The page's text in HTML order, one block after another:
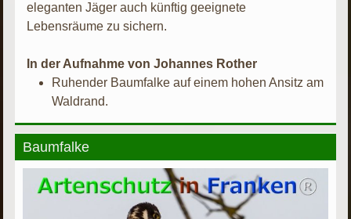
eleganten Jäger auch künftig geeignete
Lebensräume zu sichern.
In der Aufnahme von Johannes Rother
Ruhender Baumfalke auf einem hohen Ansitz am
Waldrand.
Baumfalke